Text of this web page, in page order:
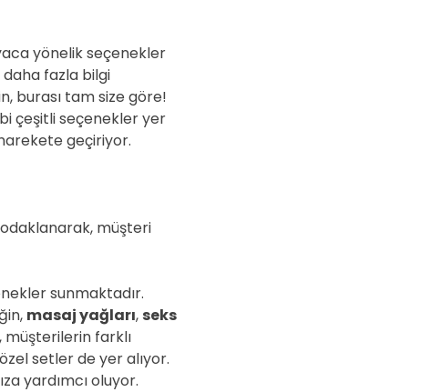
yönelik seçenekler
fazla bilgi
burası tam size göre!
çeşitli seçenekler yer
geçiriyor.
müşteri
sunmaktadır.
masaj yağları, seks
müşterilerin farklı
setler de yer alıyor.
yardımcı oluyor.